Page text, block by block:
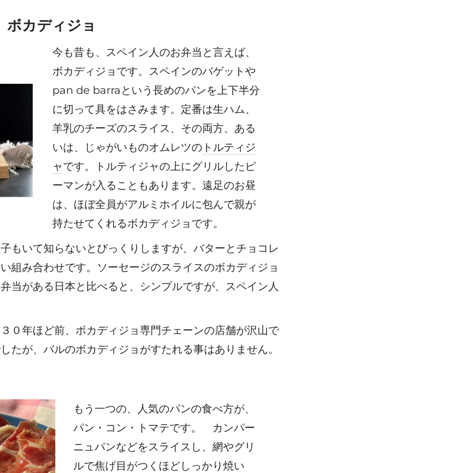
ボカディジョ
今も昔も、スペイン人のお弁当と言えば、
ボカディジョです。スペインのバゲットや
pan de barraという長めのパンを上下半分
に切って具をはさみます。定番は生ハム、
羊乳のチーズのスライス、その両方、ある
いは、じゃがいものオムレツの トルティジ
ャです。トルティジャの上にグリルしたピ
ーマンが入ることもあります。遠足のお昼
は、ほぼ全員がアルミホイルに包んで親が
持たせてくれるボカディジョです。
もいて知らないとびっくりしますが、バターとチョコレ
組み合わせです。ソーセージのスライスのボカディジョ
当がある日本と比べると、シンプルですが、スペイン人
０年ほど前、ボカディジョ専門チェーンの店舗が沢山で
たが、バルのボカディジョがすたれる事はありません。
もう一つの、人気のパンの食べ方が、
パン・コン・トマテです。 カンパー
ニュパンなどをスライスし、網やグリ
ルで焦げ目がつくほどしっかり焼い